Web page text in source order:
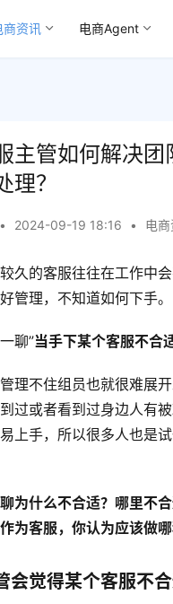
商资讯 电商Agent
主管如何解决
理？
• 2024-09-19 18:16 • 电商
久的客服往往在工作中
管理，不知道如何下手。
聊”当手下某个客服不合
理不住组员也就很难展
过或者看到过身边人有
上手，所以很多人也是
为什么不合适？哪里不
为客服，你认为应该做
会觉得某个客服不合